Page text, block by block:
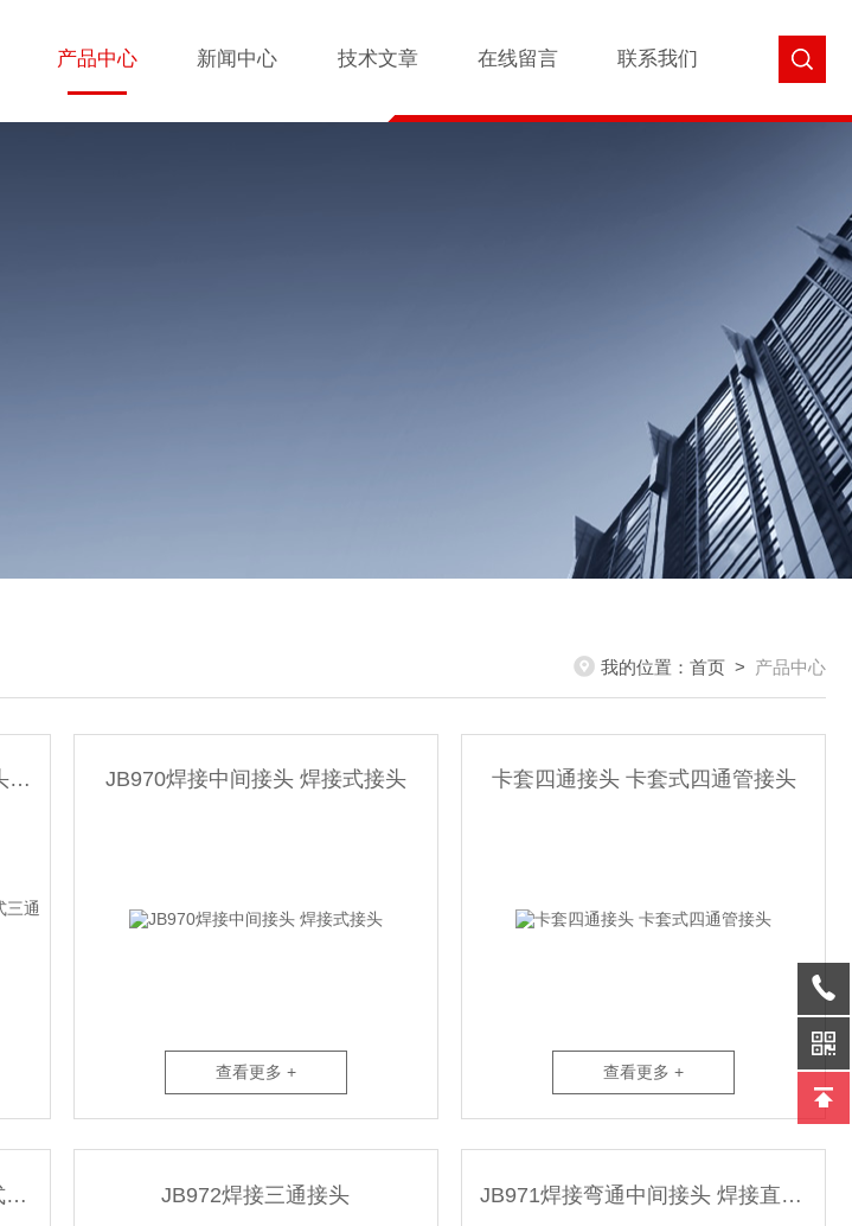
产品中心 新闻中心 技术文章 在线留言 联系我们
我的位置： 首页 > 产品中心
卡套三通中间接头 三通卡套接头 卡套式三通接头 JB970焊接中间接头 焊接式接头
查看更多 +
卡套四通接头 卡套式四通管接头
查看更多 +
JB966焊接直通终端接头 对焊式直通接头 不锈钢焊接接头 JB972焊接三通接头 JB971焊接弯通中间接头 焊接直角接头